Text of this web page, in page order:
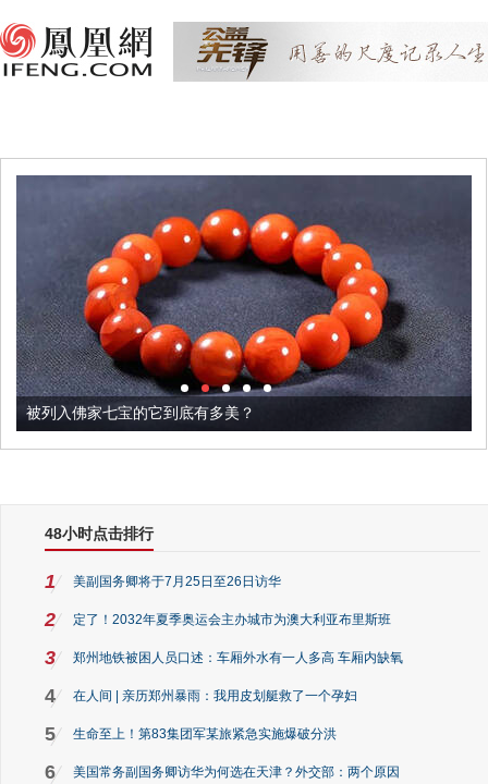
被列入佛家七宝的它到底有多美？
48小时点击排行
1 美副国务卿将于7月25日至26日访华
2 定了！2032年夏季奥运会主办城市为澳大利亚布里斯班
3 郑州地铁被困人员口述：车厢外水有一人多高 车厢内缺氧
4 在人间 | 亲历郑州暴雨：我用皮划艇救了一个孕妇
5 生命至上！第83集团军某旅紧急实施爆破分洪
6 美国常务副国务卿访华为何选在天津？外交部：两个原因